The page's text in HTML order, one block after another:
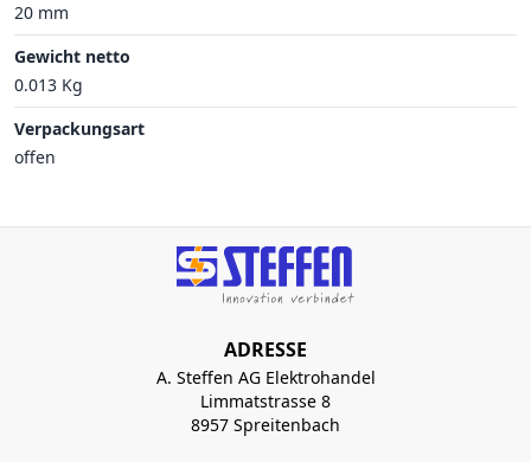
20 mm
Gewicht netto
0.013 Kg
Verpackungsart
offen
ADRESSE
A. Steffen AG Elektrohandel
Limmatstrasse 8
8957 Spreitenbach